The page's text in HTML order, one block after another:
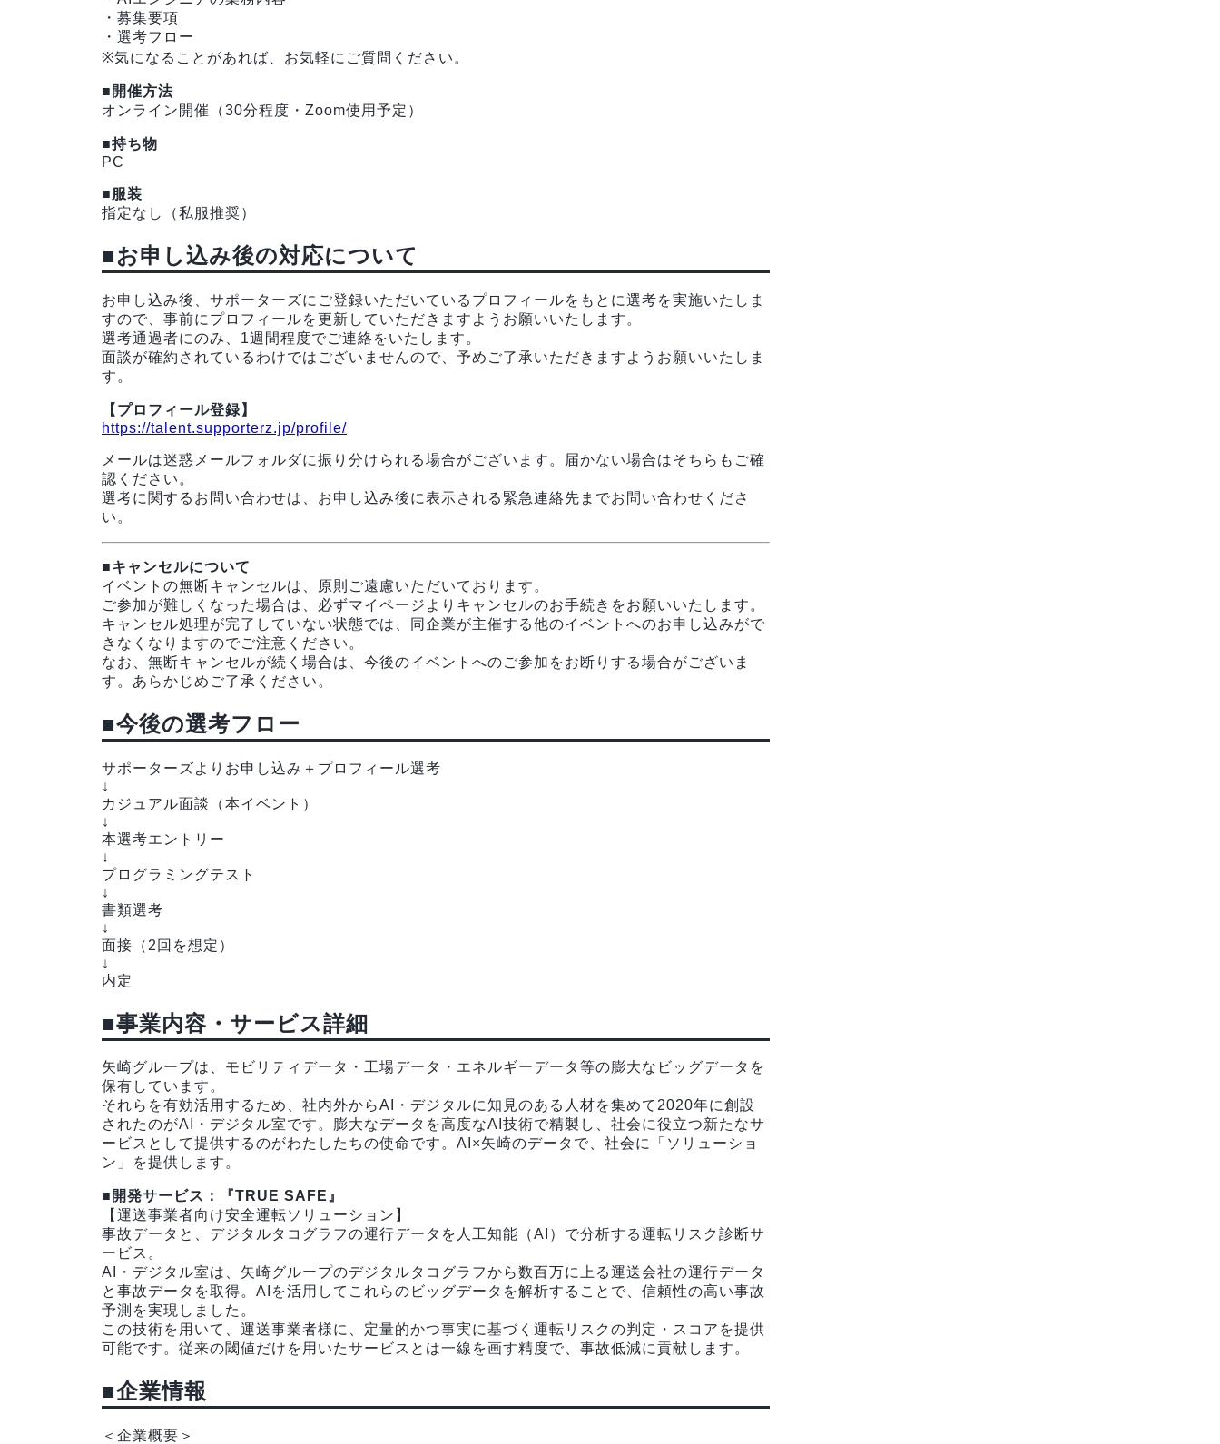
・募集要項
・選考フロー
※気になることがあれば、お気軽にご質問ください。
■開催方法
オンライン開催（30分程度・Zoom使用予定）
■持ち物
PC
■服装
指定なし（私服推奨）
■お申し込み後の対応について
お申し込み後、サポーターズにご登録いただいているプロフィールをもとに選考を実施いたしま
すので、事前にプロフィールを更新していただきますようお願いいたします。
選考通過者にのみ、1週間程度でご連絡をいたします。
面談が確約されているわけではございませんので、予めご了承いただきますようお願いいたしま
す。
【プロフィール登録】
https://talent.supporterz.jp/profile/
メールは迷惑メールフォルダに振り分けられる場合がございます。届かない場合はそちらもご確
認ください。
選考に関するお問い合わせは、お申し込み後に表示される緊急連絡先までお問い合わせくださ
い。
■キャンセルについて
イベントの無断キャンセルは、原則ご遠慮いただいております。
ご参加が難しくなった場合は、必ずマイページよりキャンセルのお手続きをお願いいたします。
キャンセル処理が完了していない状態では、同企業が主催する他のイベントへのお申し込みがで
きなくなりますのでご注意ください。
なお、無断キャンセルが続く場合は、今後のイベントへのご参加をお断りする場合がございま
す。あらかじめご了承ください。
■今後の選考フロー
サポーターズよりお申し込み＋プロフィール選考
↓
カジュアル面談（本イベント）
↓
本選考エントリー
↓
プログラミングテスト
↓
書類選考
↓
面接（2回を想定）
↓
内定
■事業内容・サービス詳細
矢崎グループは、モビリティデータ・工場データ・エネルギーデータ等の膨大なビッグデータを
保有しています。
それらを有効活用するため、社内外からAI・デジタルに知見のある人材を集めて2020年に創設
されたのがAI・デジタル室です。膨大なデータを高度なAI技術で精製し、社会に役立つ新たなサ
ービスとして提供するのがわたしたちの使命です。AI×矢崎のデータで、社会に「ソリューショ
ン」を提供します。
■開発サービス：『TRUE SAFE』
【運送事業者向け安全運転ソリューション】
事故データと、デジタルタコグラフの運行データを人工知能（AI）で分析する運転リスク診断サ
ービス。
AI・デジタル室は、矢崎グループのデジタルタコグラフから数百万に上る運送会社の運行データ
と事故データを取得。AIを活用してこれらのビッグデータを解析することで、信頼性の高い事故
予測を実現しました。
この技術を用いて、運送事業者様に、定量的かつ事実に基づく運転リスクの判定・スコアを提供
可能です。従来の閾値だけを用いたサービスとは一線を画す精度で、事故低減に貢献します。
■企業情報
＜企業概要＞